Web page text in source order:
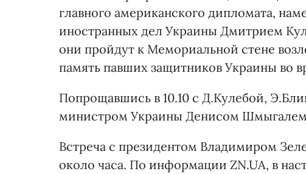
главного американского дипломата,
иностранных дел Украины Дмитрием
они пройдут к Мемориальной стене
память павших защитников Украины во
Попрощавшись в 10.10 с Д.Кулебой,
министром Украины Денисом
Встреча с президентом Владимиром
около часа. По информации ZN.UA, в